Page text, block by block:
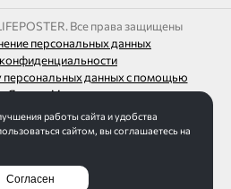
Все права защищены
персональных данных
персональных данных с помощью
«Яндекс.Метрика»
Ленар Азатович
/ ОГРН 313165016100095
работы сайта и удобства
сайтом, вы соглашаетесь на
Согласен